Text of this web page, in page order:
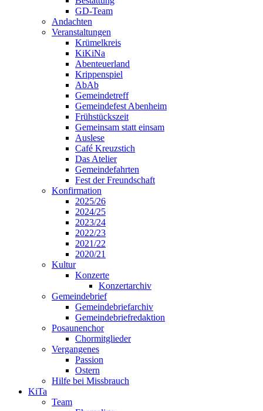
GD-Team
Andachten
Veranstaltungen
Krümelkreis
KiKiNa
Abenteuerland
Krippenspiel
AbAb
Gemeindetreff
Gemeindefest Abenheim
Frühstückszeit
Gemeinsam statt einsam
Auslese
Café Kreuzstich
Das Atelier
Gemeindefahrten
Fest der Freundschaft
Konfirmation
2025/26
2024/25
2023/24
2022/23
2021/22
2020/21
Kultur
Konzerte
Konzertarchiv
Gemeindebrief
Gemeindebriefarchiv
Gemeindebriefredaktion
Posaunenchor
Chormitglieder
Vergangenes
Passion
Ostern
Hilfe bei Missbrauch
KiTa
Team